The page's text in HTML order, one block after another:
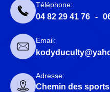
Téléphone:
04 82 29 41 76 -
Email:
Adresse:
Chemin des sports